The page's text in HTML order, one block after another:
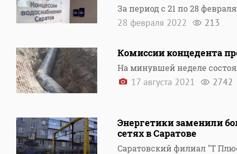
За период с 21 по 28
28 февраля 2022 213
Комиссии концедента
На минувшей неделе
17 августа 2021 2742
Энергетики заменили
сетях в Саратове
Саратовский филиал "Т